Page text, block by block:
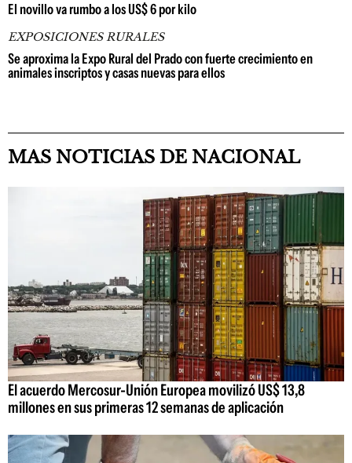
El novillo va rumbo a los US$ 6 por kilo
EXPOSICIONES RURALES
Se aproxima la Expo Rural del Prado con fuerte crecimiento en
animales inscriptos y casas nuevas para ellos
MAS NOTICIAS DE NACIONAL
El acuerdo Mercosur-Unión Europea movilizó US$ 13,8
millones en sus primeras 12 semanas de aplicación